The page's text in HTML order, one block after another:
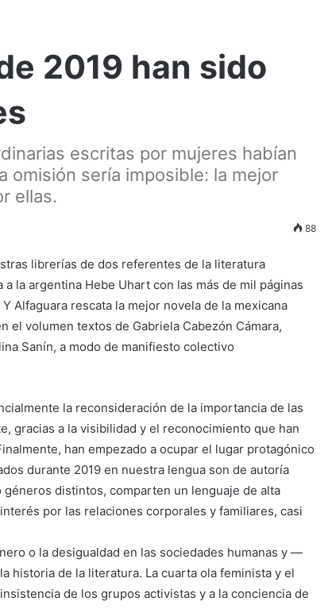
2019 han sido
escritas por mujeres habían
omisión sería imposible: la mejor
ellas.
88
librerías de dos referentes de la literatura
la argentina Hebe Uhart con las más de mil páginas
Y Alfaguara rescata la mejor novela de la mexicana
el volumen textos de Gabriela Cabezón Cámara,
Sanín, a modo de manifiesto colectivo
la reconsideración de la importancia de las
gracias a la visibilidad y el reconocimiento que han
han empezado a ocupar el lugar protagónico
durante 2019 en nuestra lengua son de autoría
distintos, comparten un lenguaje de alta
por las relaciones corporales y familiares, casi
o la desigualdad en las sociedades humanas y —
de la literatura. La cuarta ola feminista y el
de los grupos activistas y a la conciencia de